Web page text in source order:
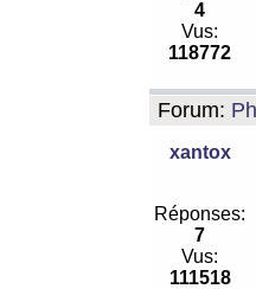
4
Vus:
118772
Forum:
xantox
Réponses:
7
Vus:
111518